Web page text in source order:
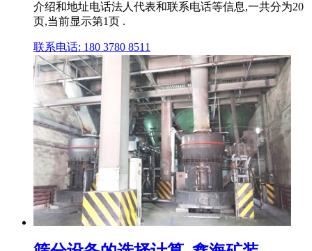
介绍和地址电话法人代表和联系电话等信息,一共分为20
页,当前显示第1页 .
联系电话: 180 3780 8511